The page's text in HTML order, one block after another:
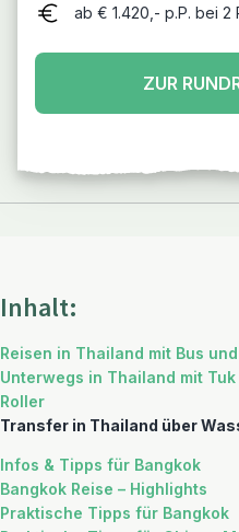
ab € 1.420,- p.P. bei 2
ZUR
Inhalt:
Reisen in Thailand mit Bus
Unterwegs in Thailand mit
Roller
Transfer in Thailand über
Infos & Tipps für Bangkok
Bangkok Reise – Highlights
Praktische Tipps für Bangkok